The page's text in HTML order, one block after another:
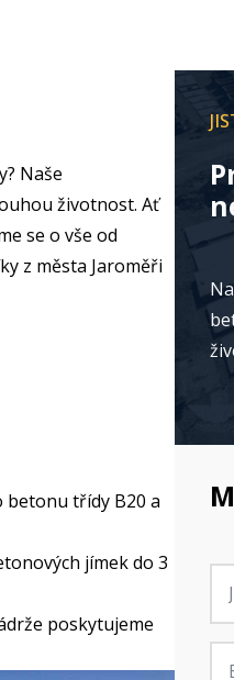
Naše
životnost. Ať
se o vše od
z města Jaroměři
betonu třídy B20 a
jímek do 3
poskytujeme
E-